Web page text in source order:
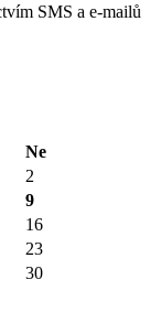
SMS a e-mailů
Ne
2
9
16
23
30